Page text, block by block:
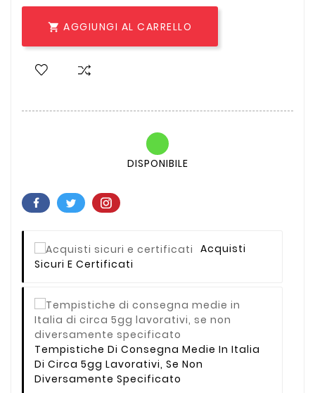
 AGGIUNGI AL CARRELLO
DISPONIBILE
Acquisti
Sicuri E Certificati
Tempistiche Di Consegna Medie In Italia
Di Circa 5gg Lavorativi, Se Non
Diversamente Specificato